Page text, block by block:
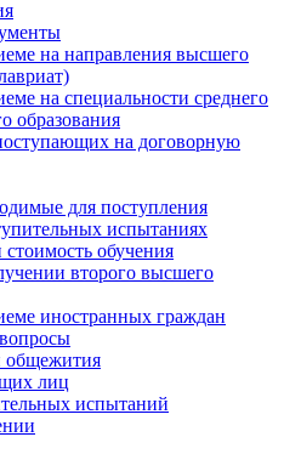
на направления высшего
на специальности среднего
образования
на договорную
для поступления
испытаниях
обучения
второго высшего
иностранных граждан
общежития
лиц
испытаний